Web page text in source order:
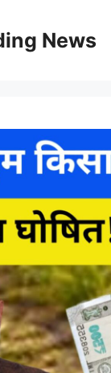
News